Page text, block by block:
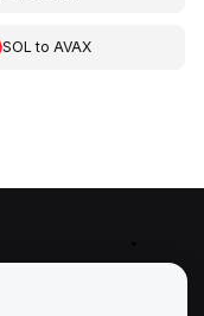
SOL to AVAX